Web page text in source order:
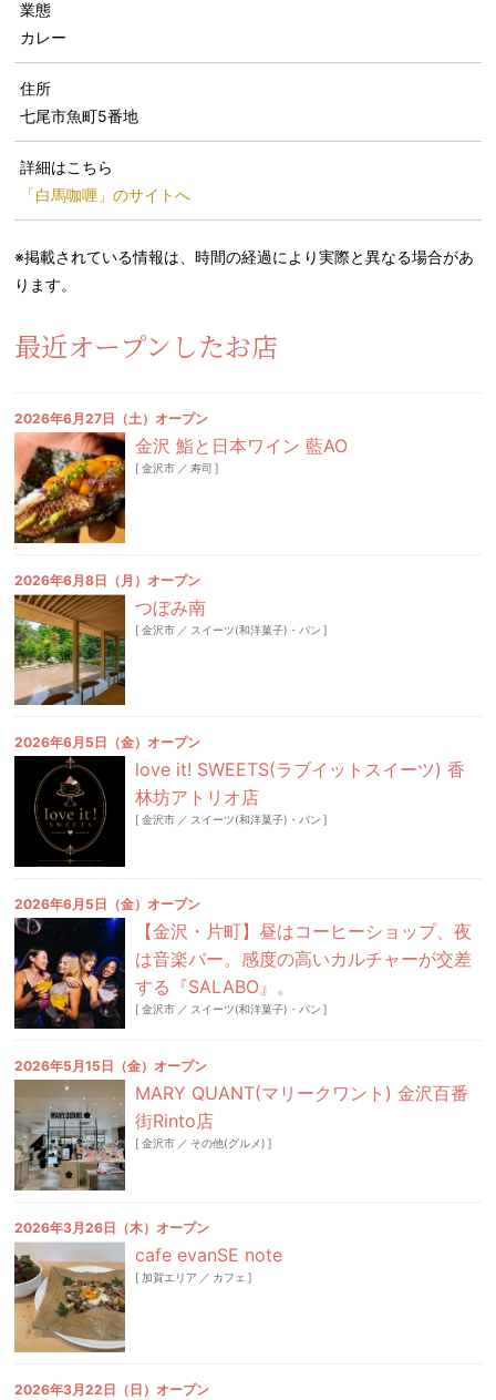
業態
カレー
住所
七尾市魚町5番地
詳細はこちら
「白馬咖喱」のサイトへ
※掲載されている情報は、時間の経過により実際と異なる場合があ
ります。
最近オープンしたお店
2026年6月27日（土）オープン
金沢 鮨と日本ワイン 藍AO
[金沢市 ／ 寿司 ]
2026年6月8日（月）オープン
つぼみ南
[金沢市 ／ スイーツ(和洋菓子)・パン ]
2026年6月5日（金）オープン
love it! SWEETS(ラブイットスイーツ) 香
林坊アトリオ店
[金沢市 ／ スイーツ(和洋菓子)・パン ]
2026年6月5日（金）オープン
【金沢・片町】昼はコーヒーショップ、夜
は音楽バー。感度の高いカルチャーが交差
する『SALABO』。
[金沢市 ／ スイーツ(和洋菓子)・パン ]
2026年5月15日（金）オープン
MARY QUANT(マリークワント) 金沢百番
街Rinto店
[金沢市 ／ その他(グルメ) ]
2026年3月26日（木）オープン
cafe evanSE note
[ 加賀エリア ／ カフェ ]
2026年3月22日（日）オープン